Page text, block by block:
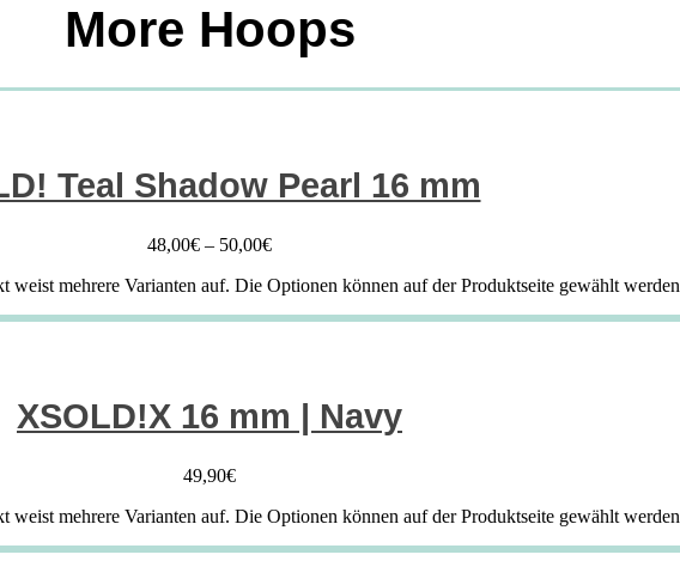
More Hoops
Teal Shadow Pearl 16 mm
48,00€ – 50,00€
weist mehrere Varianten auf. Die Optionen können auf der Produktseite gewählt werden
XSOLD!X 16 mm | Navy
49,90€
weist mehrere Varianten auf. Die Optionen können auf der Produktseite gewählt werden